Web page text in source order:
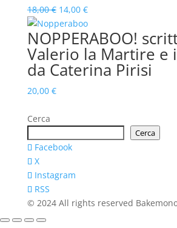
18,00€ Il
prezzo
originale
era:
18,00 €.
14,00 €Il
prezzo
attuale
è:
14,00 €.
NOPPERABOO!
Valerio la Martire e
da Caterina Pirisi
20,00 €
Cerca
Cerca
Facebook
X
Instagram
RSS
© 2024 All rights reserved